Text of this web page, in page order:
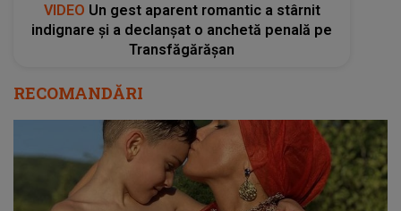
VIDEO Un gest aparent romantic a stârnit
indignare și a declanșat o anchetă penală pe
Transfăgărășan
RECOMANDĂRI